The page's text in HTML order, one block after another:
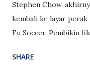
Stephen Chow,
kembali ke layar
Fu Soccer. Pembikin
tersebut pada Julai
SHARE